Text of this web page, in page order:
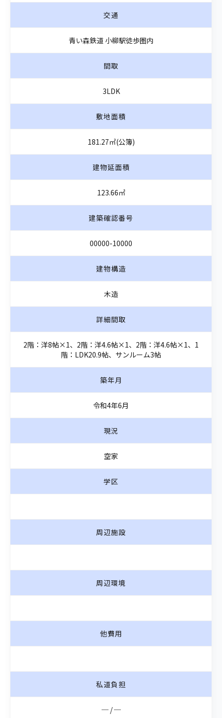
交通
青い森鉄道 小柳駅徒歩圏内
間取
3LDK
敷地面積
181.27㎡(公簿)
建物延面積
123.66㎡
建築確認番号
00000-10000
建物構造
木造
詳細間取
2階：洋8帖×1、2階：洋4.6帖×1、2階：洋4.6帖×1、1
階：LDK20.9帖、サンルーム3帖
築年月
令和4年6月
現況
空家
学区
周辺施設
周辺環境
他費用
私道負担
─ / ─